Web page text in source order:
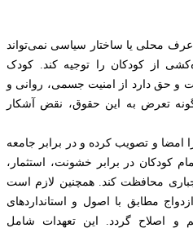
محلی یا ساختار سیاسی نمی‌تواند
از کودکان را توجیه کند. کودک
حق دارد از امنیت جسمی، روانی و
تعرض به این حقوق، نقض آشکار
امضا و تصویب کرده و در برابر جامعه
کودکان در برابر خشونت، استثمار،
محافظت کند. همچنین لازم است
مطابق با اصول و استانداردهای
و اصلاح گردد. این تعهدات شامل